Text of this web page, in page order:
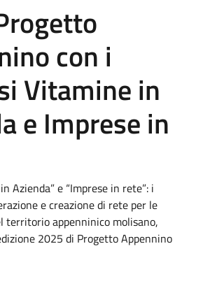
con i
Vitamine in
e Imprese in
Azienda” e “Imprese in rete”: i
e creazione di rete per le
territorio appenninico molisano,
2025 di Progetto Appennino